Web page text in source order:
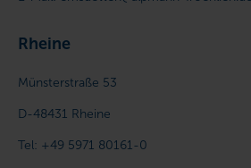
Rheine
Münsterstraße 53
D-48431 Rheine
Tel: +49 5971 80161-0